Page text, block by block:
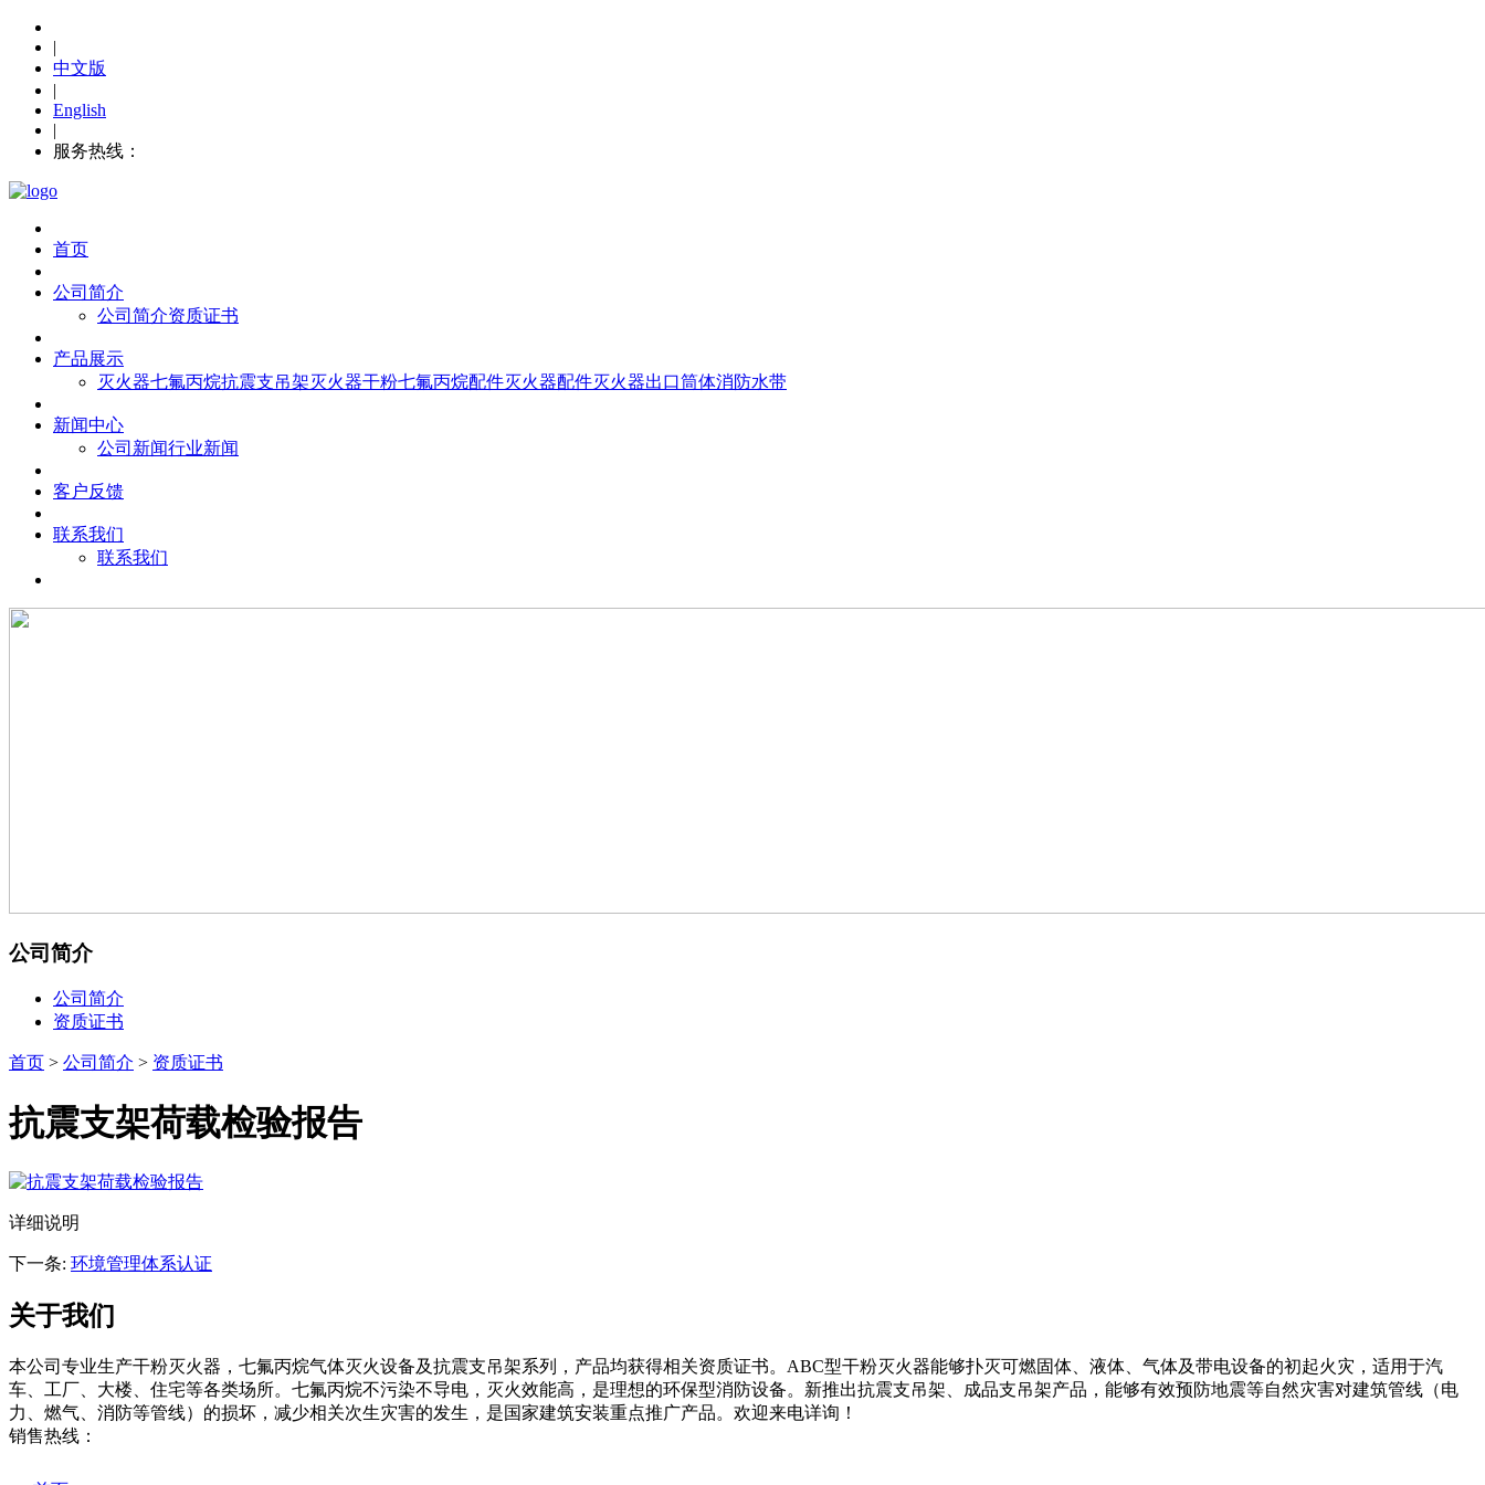
|
中文版
|
English
|
服务热线：
首页
公司简介
公司简介资质证书
产品展示
灭火器七氟丙烷抗震支吊架灭火器干粉七氟丙烷配件灭火器配件灭火器出口筒体消防水带
新闻中心
公司新闻行业新闻
客户反馈
联系我们
联系我们
公司简介
公司简介
资质证书
首页 > 公司简介 > 资质证书
抗震支架荷载检验报告
详细说明
下一条: 环境管理体系认证
关于我们
本公司专业生产干粉灭火器，七氟丙烷气体灭火设备及抗震支吊架系列，产品均获得相关资质证书。ABC型干粉灭火器能够扑灭可燃固体、液体、气体及带电设备的初起火灾，适用于汽
车、工厂、大楼、住宅等各类场所。七氟丙烷不污染不导电，灭火效能高，是理想的环保型消防设备。新推出抗震支吊架、成品支吊架产品，能够有效预防地震等自然灾害对建筑管线（电
力、燃气、消防等管线）的损坏，减少相关次生灾害的发生，是国家建筑安装重点推广产品。欢迎来电详询！
销售热线：